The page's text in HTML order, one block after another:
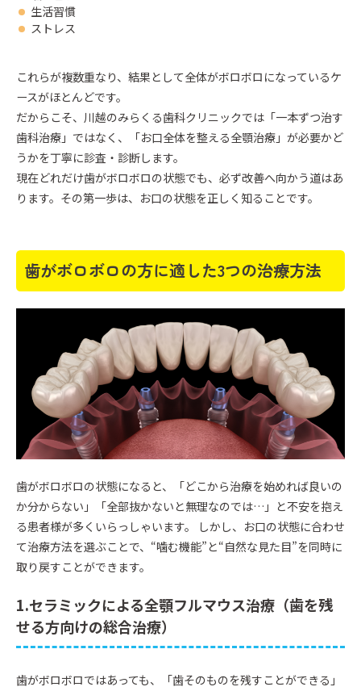
生活習慣
ストレス
これらが複数重なり、結果として全体がボロボロになっているケ
ースがほとんどです。
だからこそ、川越のみらくる歯科クリニックでは「一本ずつ治す
歯科治療」ではなく、「お口全体を整える全顎治療」が必要かど
うかを丁寧に診査・診断します。
現在どれだけ歯がボロボロの状態でも、必ず改善へ向かう道はあ
ります。その第一歩は、お口の状態を正しく知ることです。
歯がボロボロの方に適した3つの治療方法
歯がボロボロの状態になると、「どこから治療を始めれば良いの
か分からない」「全部抜かないと無理なのでは…」と不安を抱え
る患者様が多くいらっしゃいます。 しかし、お口の状態に合わせ
て治療方法を選ぶことで、“噛む機能”と“自然な見た目”を同時に
取り戻すことができます。
1.セラミックによる全顎フルマウス治療（歯を残
せる方向けの総合治療）
歯がボロボロではあっても、「歯そのものを残すことができる」